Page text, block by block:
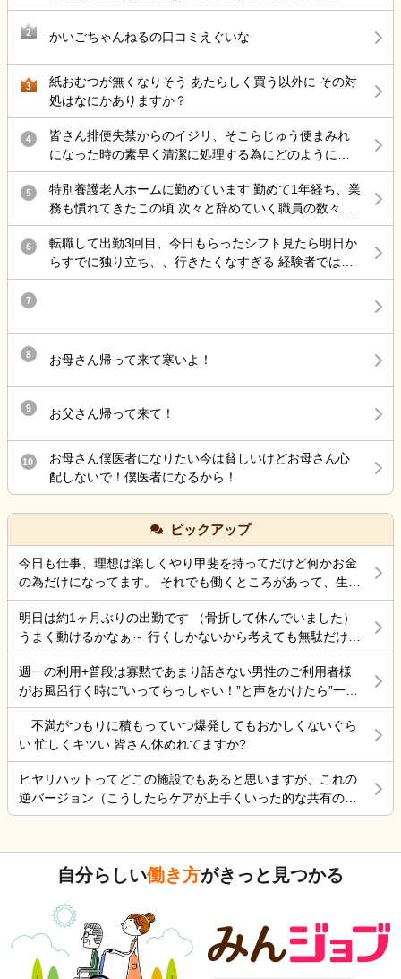
診して、薬もらい、リハビリしています。
2 かいごちゃんねるの口コミえぐいな
3
紙おむつが無くなりそう あたらしく買う以外に その対
処はなにかありますか？
4
皆さん排便失禁からのイジリ、そこらじゅう便まみれ
になった時の素早く清潔に処理する為にどのようにケ
アしていますか？
5
特別養護老人ホームに勤めています 勤めて1年経ち、業
務も慣れてきたこの頃 次々と辞めていく職員の数々…
お局さんは他部署にいるので そこへ配属されない限
り、滅多に会うことはないですが 仮に異動命令がきた
ら、またあのハラスメントを 受ける日々に逆戻りかと
思うと 憂鬱になります ようやくそこそこのボーナスを
6
転職して出勤3回目、今日もらったシフト見たら明日か
らすでに独り立ち、、行きたくなすぎる 経験者ではあ
るけど、ブランクあって不安なこともつたえて、指導
7
8 お母さん帰って来て寒いよ！
9 お父さん帰って来て！
10
お母さん僕医者になりたい今は貧しいけどお母さん心
配しないで！僕医者になるから！
ピックアップ
今日も仕事、理想は楽しくやり甲斐を持ってだけど何かお金
の為だけになってます。 それでも働くところがあって、生き
ていけているのでましなのでしょうね。 一番辛いのは、お金
がなく職探ししている時だったので今日も頑張ろうと思う。
それにしても古株は、好き勝手だから楽しそうです。私も古
株の時は、そんなに仕事行くのが辛くなく毎日そこそこ楽し
くやっていました。 転職は後悔はしていませんが、誰もが上
手くいかないのは確かですね。 そんなつぶやきです、では仕
明日は約1ヶ月ぶりの出勤です （骨折して休んでいました）
うまく動けるかなぁ～ 行くしかないから考えても無駄だけど
不安！
週一の利用+普段は寡黙であまり話さない男性のご利用者様
がお風呂行く時に”いってらっしゃい！”と声をかけたら”一緒
に行く？！？”と返してくれた。 そういう想像を上回るよう
なことがあるからこの仕事って楽しいんだよな。 まだ入って
4ヶ月弱しか経ってないけど。
不満がつもりに積もっていつ爆発してもおかしくないぐら
い 忙しくキツい 皆さん休めれてますか?
ヒヤリハットってどこの施設でもあると思いますが、これの
逆バージョン（こうしたらケアが上手くいった的な共有の書
式）ってないですよね。あったらいいケアを共有できると思
遂記録ばかりって、すごくネガティブだと個人的に思いま
す。また、介護の世界って「できて当たり前」的な思考が強
し。うつ病の人じゃないんだから、できないことばかり言っ
たらストレスたまりませんか。
自分らしい働き方がきっと見つかる